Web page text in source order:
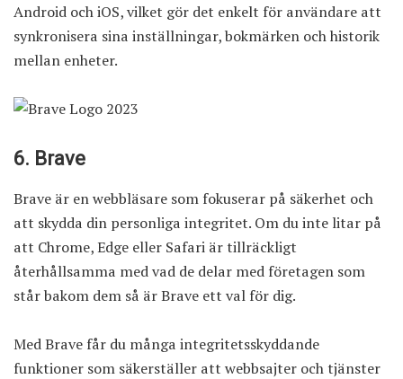
Android och iOS, vilket gör det enkelt för användare att
synkronisera sina inställningar, bokmärken och historik
mellan enheter.
6. Brave
Brave är en webbläsare som fokuserar på säkerhet och
att skydda din personliga integritet. Om du inte litar på
att Chrome, Edge eller Safari är tillräckligt
återhållsamma med vad de delar med företagen som
står bakom dem så är Brave ett val för dig.
Med Brave får du många integritetsskyddande
funktioner som säkerställer att webbsajter och tjänster